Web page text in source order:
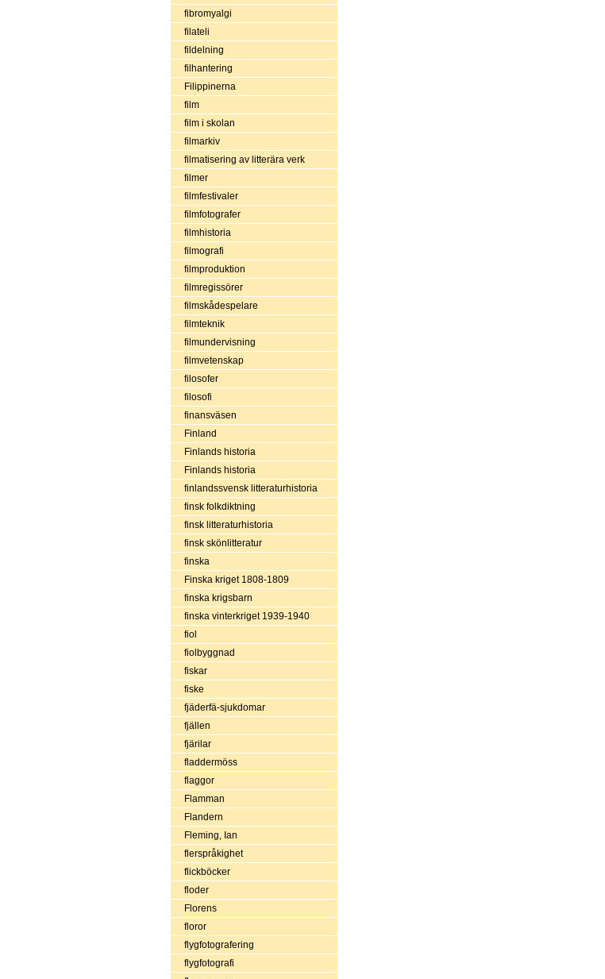
fibromyalgi
filateli
fildelning
filhantering
Filippinerna
film
film i skolan
filmarkiv
filmatisering av litterära verk
filmer
filmfestivaler
filmfotografer
filmhistoria
filmografi
filmproduktion
filmregissörer
filmskådespelare
filmteknik
filmundervisning
filmvetenskap
filosofer
filosofi
finansväsen
Finland
Finlands historia
Finlands historia
finlandssvensk litteraturhistoria
finsk folkdiktning
finsk litteraturhistoria
finsk skönlitteratur
finska
Finska kriget 1808-1809
finska krigsbarn
finska vinterkriget 1939-1940
fiol
fiolbyggnad
fiskar
fiske
fjäderfä-sjukdomar
fjällen
fjärilar
fladdermöss
flaggor
Flamman
Flandern
Fleming, Ian
flerspråkighet
flickböcker
floder
Florens
floror
flygfotografering
flygfotografi